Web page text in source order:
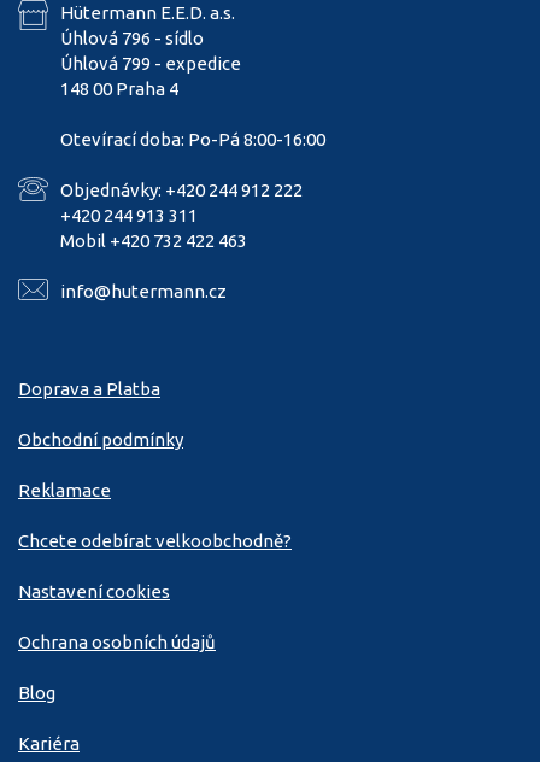
Hütermann E.E.D. a.s.
Úhlová 796 - sídlo
Úhlová 799 - expedice
148 00 Praha 4
Otevírací doba: Po-Pá 8:00-16:00
Objednávky: +420 244 912 222
+420 244 913 311
Mobil +420 732 422 463
info@hutermann.cz
Doprava a Platba
Obchodní podmínky
Reklamace
Chcete odebírat velkoobchodně?
Nastavení cookies
Ochrana osobních údajů
Blog
Kariéra